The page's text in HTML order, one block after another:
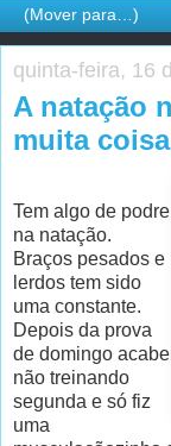
quinta-feira, 16
A natação
muita
Tem algo de podre
na natação.
Braços pesados e
lerdos tem sido
uma constante.
Depois da prova
de domingo
não treinando
segunda e só fiz
uma